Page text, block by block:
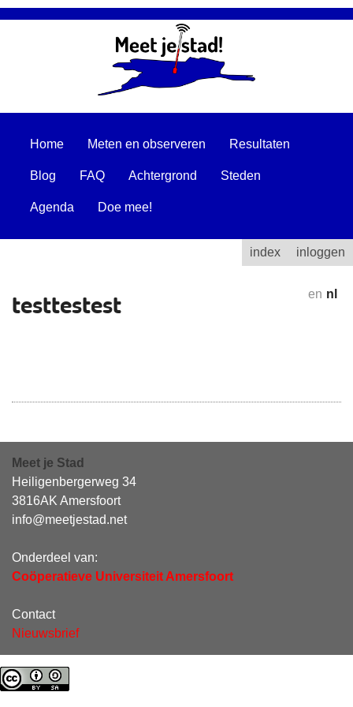
Home Meten en observeren Resultaten
Blog FAQ Achtergrond Steden
Agenda Doe mee!
index inloggen
testtestest en nl
Meet je Stad
Heiligenbergerweg 34
3816AK Amersfoort
info@meetjestad.net
Onderdeel van:
Coöperatieve Universiteit Amersfoort
Contact
Nieuwsbrief